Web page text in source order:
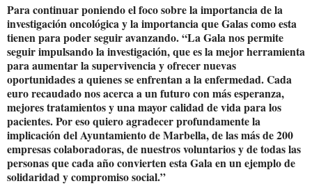
Para continuar poniendo el foco sobre la importancia de la
investigación oncológica y la importancia que Galas como esta
tienen para poder seguir avanzando. “La Gala nos permite
seguir impulsando la investigación, que es la mejor herramienta
para aumentar la supervivencia y ofrecer nuevas
oportunidades a quienes se enfrentan a la enfermedad. Cada
euro recaudado nos acerca a un futuro con más esperanza,
mejores tratamientos y una mayor calidad de vida para los
pacientes. Por eso quiero agradecer profundamente la
implicación del Ayuntamiento de Marbella, de las más de 200
empresas colaboradoras, de nuestros voluntarios y de todas las
personas que cada año convierten esta Gala en un ejemplo de
solidaridad y compromiso social.”